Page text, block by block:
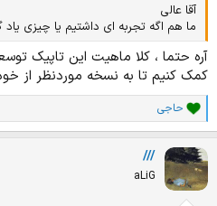
آقا عالی
ما هم اگه تجربه ای داشتیم یا چیزی یاد
آره حتما ، کلا ماهیت این تاپیک
کمک کنیم تا به نسخه موردنظر از
ا
م
ت
ی
ا
ز
حاجی
///
aLiG